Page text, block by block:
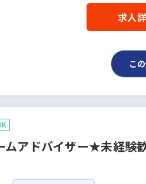
求人
こ
ムアドバイザー★未経験